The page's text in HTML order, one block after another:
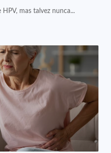
mas talvez nunca...